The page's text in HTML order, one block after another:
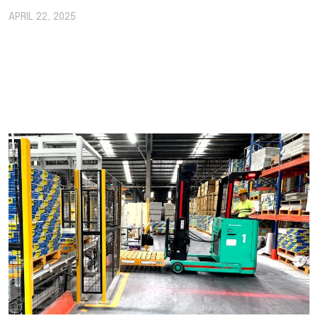
APRIL 22, 2025